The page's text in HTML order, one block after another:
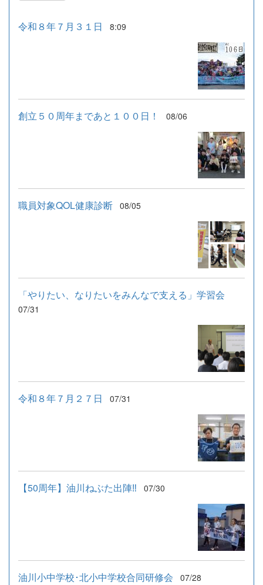
令和８年７月３１日 8:09
創立５０周年まであと１００日！ 08/06
職員対象QOL健康診断 08/05
「やりたい、なりたいをみんなで支える」学習会
07/31
令和８年７月２７日 07/31
【50周年】油川ねぶた出陣‼ 07/30
油川小中学校･北小中学校合同研修会 07/28